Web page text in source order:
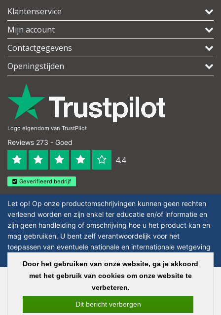
Klantenservice
Mijn account
Contactgegevens
Openingstijden
Logo eigendom van TrustPilot
Reviews 273 - Goed
4.4
Geverifieerd bedrijf
Let op! Op onze productomschrijvingen kunnen geen rechten
verleend worden en zijn enkel ter educatie en/of informatie en
zijn geen handleiding of omschrijving hoe u het product kan en
mag gebruiken. U bent zelf verantwoordelijk voor het
toepassen van eventuele nationale en internationale wetgeving
Copyright © 2026 - Laboratorium Discounter - All rights reserved - Theme by
Alle bedragen zijn exclusief BTW
Door het gebruiken van onze website, ga je akkoord
met het gebruik van cookies om onze website te
verbeteren.
Dit bericht verbergen